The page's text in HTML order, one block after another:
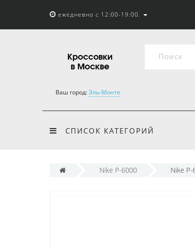
ежедневно с 12:00-19:00.
Ваш город:Эль-Монте
СПИСОК КАТЕГОРИЙ
Nike P-6000 Nike